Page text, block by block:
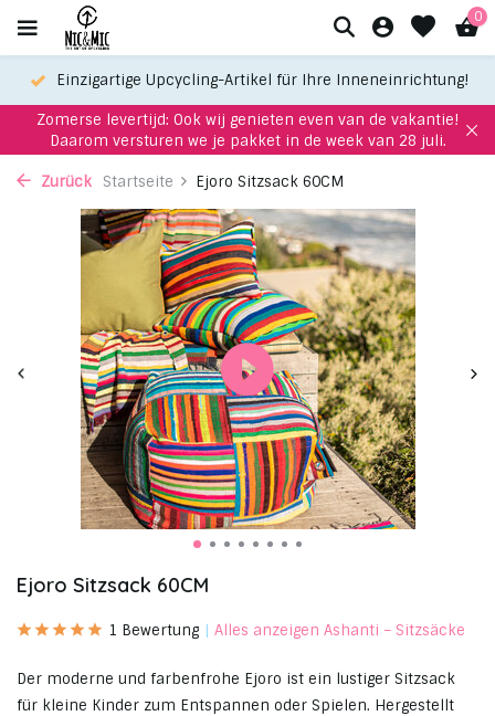
0
Einzigartige Upcycling-Artikel für Ihre Inneneinrichtung!
Zomerse levertijd: Ook wij genieten even van de vakantie!
Daarom versturen we je pakket in de week van 28 juli.
Zurück Startseite Ejoro Sitzsack 60CM
Ejoro Sitzsack 60CM
1 Bewertung Alles anzeigen Ashanti – Sitzsäcke
Der moderne und farbenfrohe Ejoro ist ein lustiger Sitzsack
für kleine Kinder zum Entspannen oder Spielen. Hergestellt